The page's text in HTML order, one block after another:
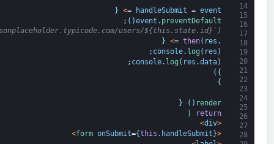
14
15
16
17
18
19
20
21
22
23
24
25
26
27
28
handleSubmit = event
=
>
{
event . preventDefault
(
)
;
users/${this.state.id}`)
.
then( res
=
>
{
console. log ( res )
;
console. log ( res .data)
;
}
)
}
render
(
)
{
return
(
<
div
>
<
form onSubmit={this . handleSubmit }
>